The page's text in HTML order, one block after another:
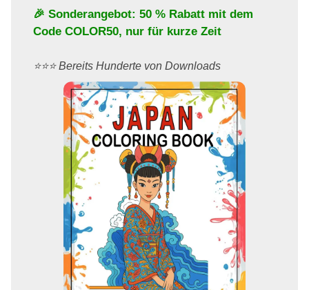
🎉 Sonderangebot: 50 % Rabatt mit dem
Code COLOR50, nur für kurze Zeit
⭐️⭐️⭐️ Bereits Hunderte von Downloads